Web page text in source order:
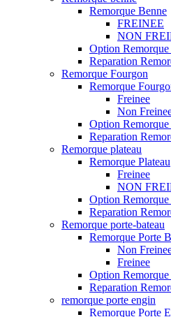
Remorque Benne
FREINEE
NON
Option Remorque
Reparation
Remorque Fourgon
Remorque
Freinee
Non
Option
Reparation
Remorque plateau
Remorque Plateau
Freinee
NON
Option Remorque
Reparation
Remorque porte-bateau
Remorque Porte
Non
Freinee
Option Remorque
Reparation
remorque porte engin
Remorque Porte